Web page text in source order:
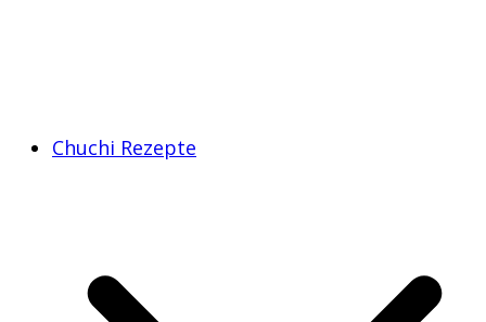
Chuchi Rezepte